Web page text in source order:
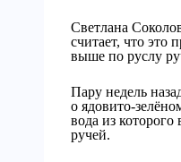
Светлана
считает, что это
выше по руслу
Пару недель
о ядовито-
вода из
ручей.